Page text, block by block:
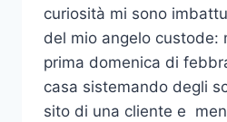
curiosità mi sono
del mio angelo custode:
prima domenica di
casa sistemando degli
sito di una cliente e